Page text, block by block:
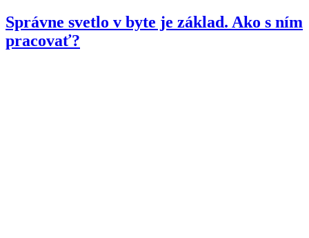
Správne svetlo v byte je základ. Ako s ním
pracovať?